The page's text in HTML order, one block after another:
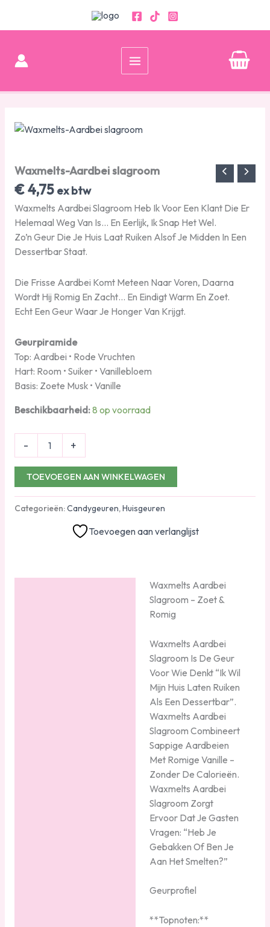
Waxmelts-Aardbei slagroom
€4,75 ex btw
Waxmelts Aardbei Slagroom Heb Ik Voor Een Klant Die Er
Helemaal Weg Van Is… En Eerlijk, Ik Snap Het Wel.
Zo’n Geur Die Je Huis Laat Ruiken Alsof Je Midden In Een
Dessertbar Staat.
Die Frisse Aardbei Komt Meteen Naar Voren, Daarna
Wordt Hij Romig En Zacht… En Eindigt Warm En Zoet.
Echt Een Geur Waar Je Honger Van Krijgt.
Geurpiramide
Top: Aardbei • Rode Vruchten
Hart: Room • Suiker • Vanillebloem
Basis: Zoete Musk • Vanille
Beschikbaarheid:8 op voorraad
-
Waxmelts-
+
TOEVOEGEN AAN WINKELWAGEN
Categorieën:Candygeuren,Huisgeuren
Toevoegen aan verlanglijst
Waxmelts Aardbei
Slagroom – Zoet &
Romig
Waxmelts Aardbei
Slagroom Is De Geur
Voor Wie Denkt “Ik Wil
Mijn Huis Laten Ruiken
Als Een Dessertbar”.
Waxmelts Aardbei
Slagroom Combineert
Sappige Aardbeien
Met Romige Vanille –
Zonder De Calorieën.
Waxmelts Aardbei
Slagroom Zorgt
Ervoor Dat Je Gasten
Vragen: “Heb Je
Gebakken Of Ben Je
Aan Het Smelten?”
Geurprofiel
**Topnoten:**